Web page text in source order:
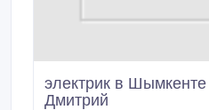
электрик в Шымкенте
Дмитрий